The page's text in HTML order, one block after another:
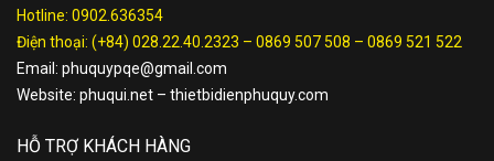
Hotline: 0902.636354
Điện thoại: (+84) 028.22.40.2323 – 0869 507 508 – 0869 521 522
Email: phuquypqe@gmail.com
Website: phuqui.net – thietbidienphuquy.com
HỖ TRỢ KHÁCH HÀNG